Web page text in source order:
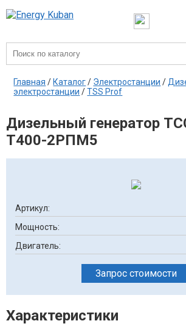
Главная / Каталог/ Электростанции /
электростанции /TSS Prof
Дизельный генератор
Т400-2РПМ5
Артикул:
Мощность:
Двигатель:
Запрос стоимости
Характеристики